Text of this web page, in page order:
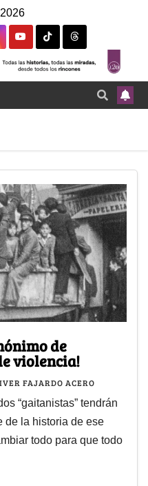
de
violencia!
FAJARDO ACERO
“gaitanistas” tendrán
de la historia de ese
todo para que todo